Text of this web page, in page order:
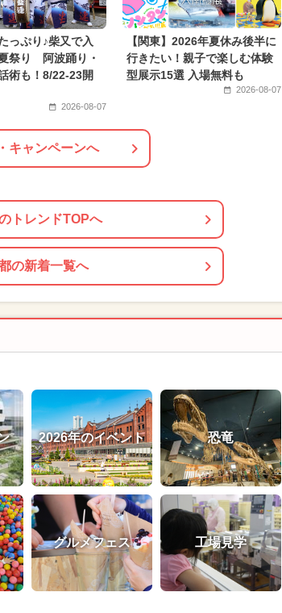
っぷり♪柴又で入
祭り 阿波踊り・
術も！8/22-23開
2026-08-07
【関東】2026年夏休み後半に
行きたい！親子で楽しむ体験
型展示15選 入場無料も
2026-08-07
キャンペーンへ
トレンドTOPへ
の新着一覧へ
2026年のイベント 恐竜
グルメフェス 工場見学